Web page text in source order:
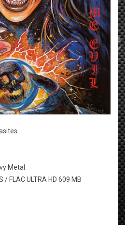
Metal
/ FLAC ULTRA HD 609 MB